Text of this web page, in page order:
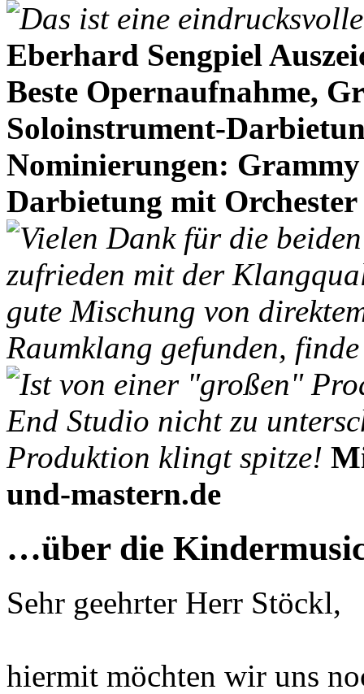
Das ist eine
Eberhard Sengpiel
Beste Opernaufnahme,
Soloinstrument-
Nominierungen:
Darbietung mit Orchester
Vielen Dank für die
zufrieden mit der
gute Mischung von
Raumklang gefunden,
Ist von einer "großen"
End Studio nicht zu
Produktion klingt spitze!
und-mastern.de
…über die
Sehr geehrter Herr Stöckl,
hiermit möchten wir uns